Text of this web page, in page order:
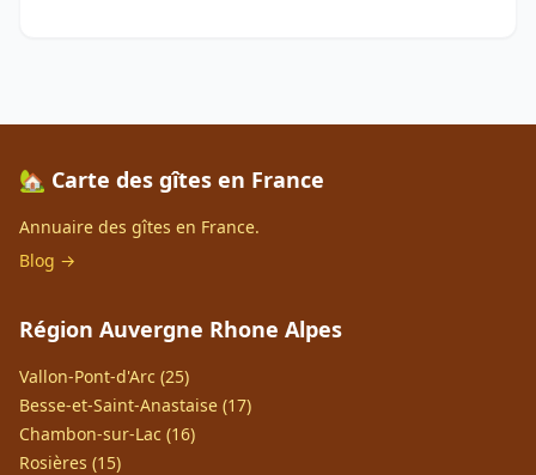
🏡 Carte des gîtes en France
Annuaire des gîtes en France.
Blog →
Région Auvergne Rhone Alpes
Vallon-Pont-d'Arc (25)
Besse-et-Saint-Anastaise (17)
Chambon-sur-Lac (16)
Rosières (15)